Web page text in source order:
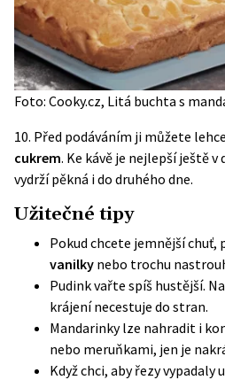
Foto: Cooky.cz, Litá buchta s
10. Před podáváním ji můžete
cukrem. Ke kávě je nejlepší ještě v
vydrží pěkná i do druhého dne.
Užitečné tipy
Pokud chcete jemnější
vanilky nebo trochu
Pudink vařte spíš hustější.
krájení necestuje do stran.
Mandarinky lze nahradit i
nebo meruňkami, jen je
Když chci, aby řezy vypadaly